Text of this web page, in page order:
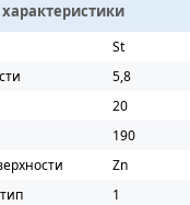
St
5,8
20
190
Zn
1